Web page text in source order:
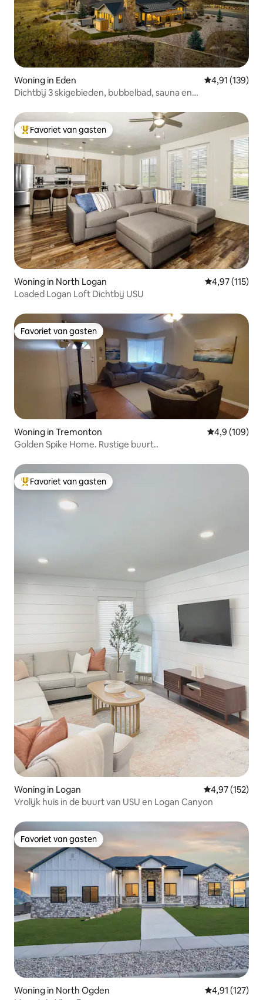
Woning in Eden Gemiddelde
4,91 (139)
Dichtbij 3 skigebieden, bubbelbad, sauna en
Topfavoriet van gasten
Favoriet van gasten
Woning in North Logan Gemiddelde
4,97 (115)
Loaded Logan Loft Dichtbij USU
Favoriet van gasten
Favoriet van gasten
Woning in Tremonton Gemiddelde
4,9 (109)
Golden Spike Home. Rustige buurt..
Topfavoriet van gasten
Favoriet van gasten
Woning in Logan Gemiddelde
4,97 (152)
Vrolijk huis in de buurt van USU en Logan Canyon
Favoriet van gasten
Favoriet van gasten
Woning in North Ogden Gemiddelde
4,91 (127)